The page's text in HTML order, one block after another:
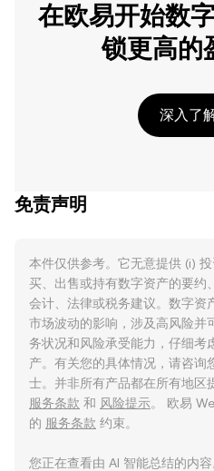
在欧易开始数
锁更高的
深入了
免责声明
本件仅供参考。它无意提供 (i)
买、出售或持有数字资产的要约
会计、法律或税务建议。数字资
市场波动的影响，涉及高风险并
务状况和风险承受能力，仔细考
产。有关您的具体情况，请咨询
士。并非所有产品都在所有地区
服务条款 和 风险提示。 欧易
的 服务条款 约束。
您正在查看由 AI 智能总结的内